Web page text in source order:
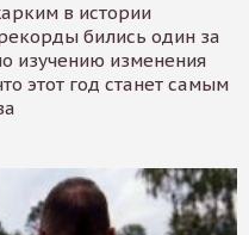
в истории
бились один за
изучению изменения
этот год станет самым